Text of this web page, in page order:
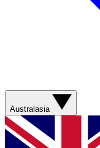
Australasia